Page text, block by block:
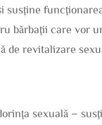
susține
bărbații care vor
de revitalizare
sexuală –